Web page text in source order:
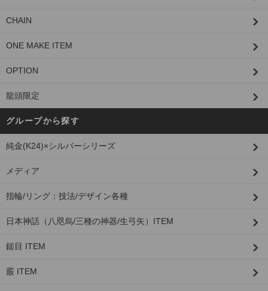
CHAIN
ONE MAKE ITEM
OPTION
龍頭限定
グループから探す
純金(K24)×シルバーシリーズ
メディア
指輪/リング：技法/デザイン各種
日本神話（八咫烏/三種の神器/生弓矢）ITEM
鎚目 ITEM
霰 ITEM